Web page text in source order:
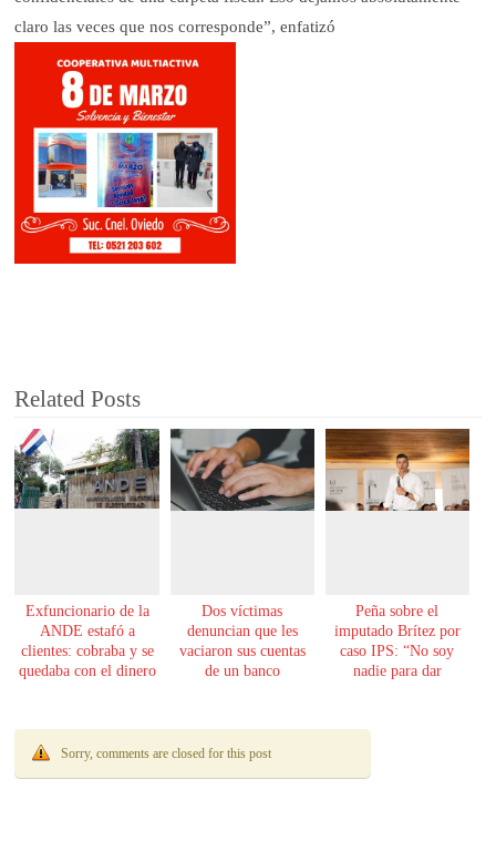
claro las veces que nos corresponde”, enfatizó
Related Posts
Exfuncionario de la
ANDE estafó a
clientes: cobraba y se
quedaba con el dinero
Dos víctimas
denuncian que les
vaciaron sus cuentas
de un banco
Peña sobre el
imputado Brítez por
caso IPS: “No soy
nadie para dar
Sorry, comments are closed for this post